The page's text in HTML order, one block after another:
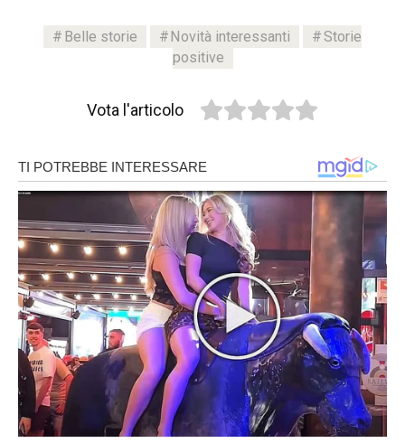
Belle storie Novità interessanti
Storie
positive
Vota l'articolo